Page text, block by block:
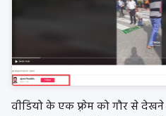
वीडियो के एक फ़्रेम को गौर से